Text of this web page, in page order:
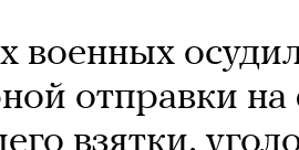
военных
отправки